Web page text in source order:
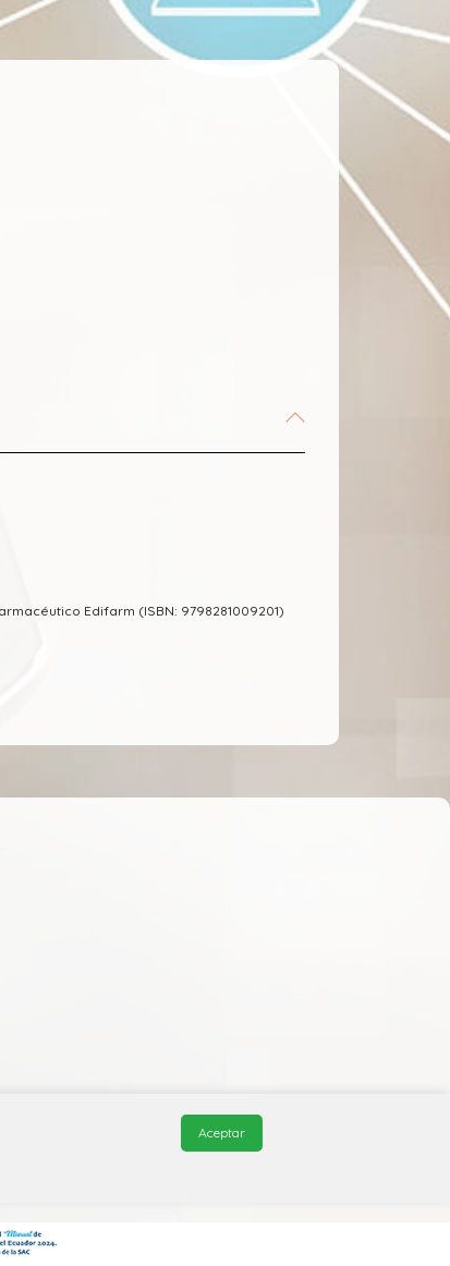
Edifarm (ISBN: 9798281009201)
Aceptar